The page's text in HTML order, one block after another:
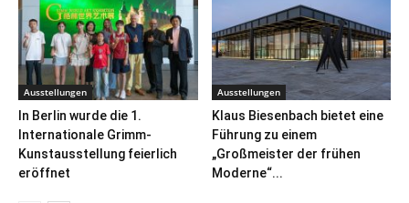
Ausstellungen
In Berlin wurde die 1.
Internationale Grimm-
Kunstausstellung feierlich
eröffnet
Ausstellungen
Klaus Biesenbach bietet eine
Führung zu einem
„Großmeister der frühen
Moderne“...